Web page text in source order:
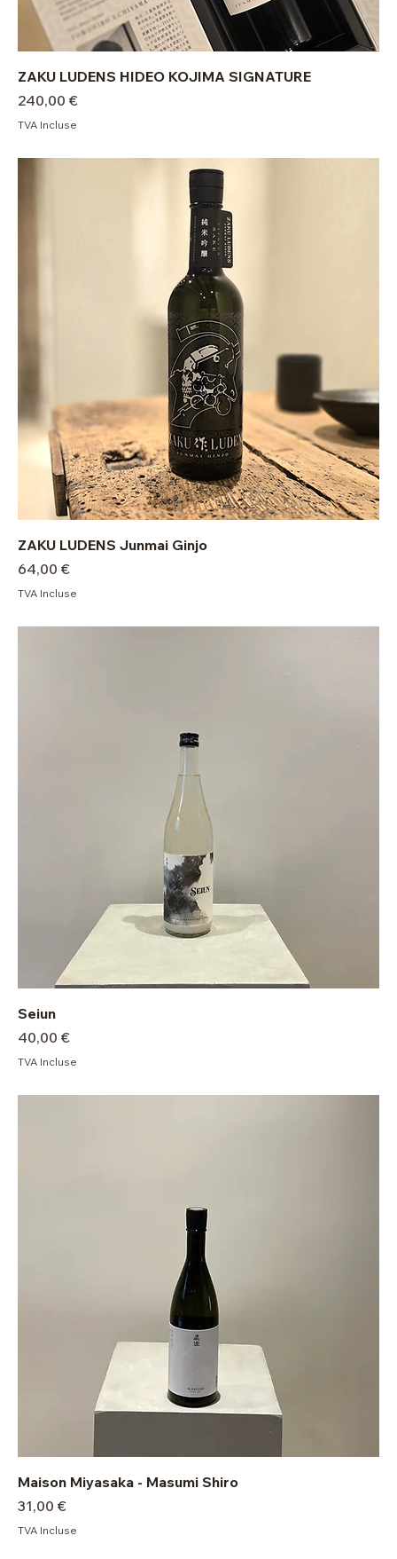
ZAKU LUDENS HIDEO KOJIMA SIGNATURE
Prix
240,00 €
TVA Incluse
ZAKU LUDENS Junmai Ginjo
Prix
64,00 €
TVA Incluse
Seiun
Prix
40,00 €
TVA Incluse
Maison Miyasaka - Masumi Shiro
Prix
31,00 €
TVA Incluse